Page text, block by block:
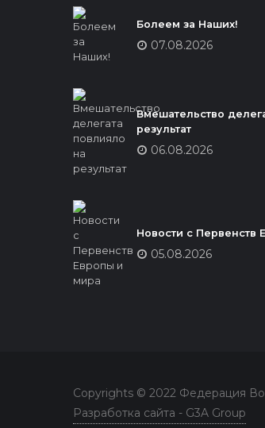
Болеем за Наших!
07.08.2026
Вмешательство
результат
06.08.2026
Новости с Первенств
05.08.2026
Copyrights © 2022 Федерация
Разработка сайта - G3A Group